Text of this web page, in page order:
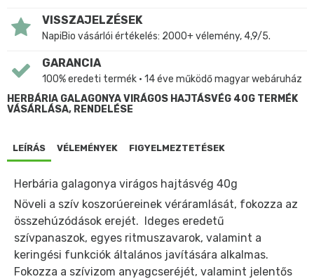
VISSZAJELZÉSEK
NapiBio vásárlói értékelés: 2000+ vélemény, 4,9/5.
GARANCIA
100% eredeti termék • 14 éve működő magyar webáruház
HERBÁRIA GALAGONYA VIRÁGOS HAJTÁSVÉG 40G TERMÉK
VÁSÁRLÁSA, RENDELÉSE
LEÍRÁS VÉLEMÉNYEK FIGYELMEZTETÉSEK
Herbária galagonya virágos hajtásvég 40g
Növeli a szív koszorúereinek véráramlását, fokozza az
összehúzódások erejét. Ideges eredetű
szívpanaszok, egyes ritmuszavarok, valamint a
keringési funkciók általános javítására alkalmas.
Fokozza a szívizom anyagcseréjét, valamint jelentős